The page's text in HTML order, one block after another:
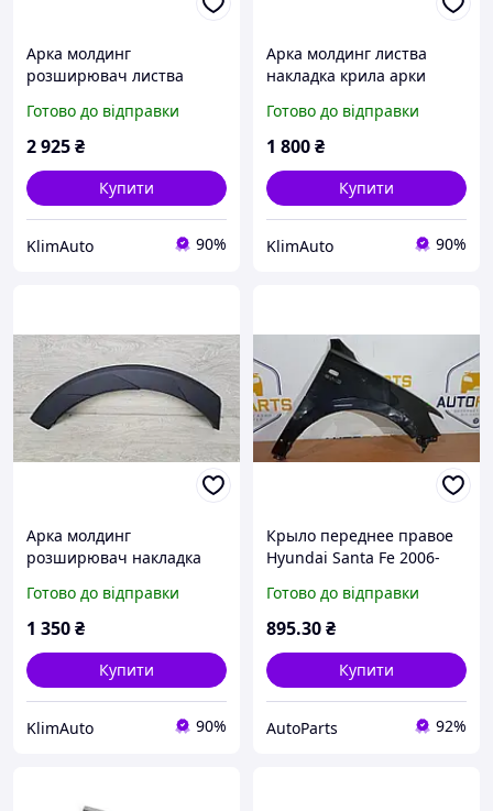
Арка молдинг
розширювач листва
передньої лівої Hyundai
Tucson 4 NX4 (2020-)
Готово до відправки
2 925₴
Купити
KlimAuto 90%
Арка молдинг листва
накладка крила арки
Santa Fe TM (2020-2023)
87712-S1AA0 Деф.
Готово до відправки
1 800₴
Купити
KlimAuto 90%
Арка молдинг
розширювач накладка
Hyundai Ioniq 5 (2021-
2024) 87742-GI000 Деф.
Готово до відправки
1 350₴
Купити
KlimAuto 90%
Крыло переднее правое
Hyundai Santa Fe 2006-
Готово до відправки
895.30₴
Купити
AutoParts 92%